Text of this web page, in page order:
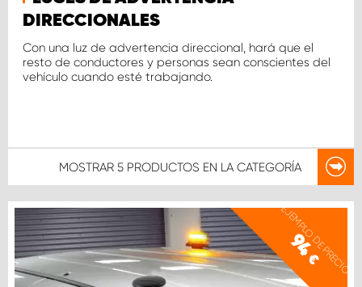
DIRECCIONALES
Con una luz de advertencia direccional, hará que el
resto de conductores y personas sean conscientes del
vehículo cuando esté trabajando.
MOSTRAR 5 PRODUCTOS EN LA CATEGORÍA
EJEMPLO DE PRECIO
94
€